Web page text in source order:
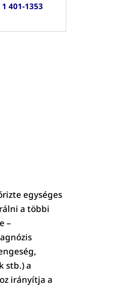
1 401-1353
egységes
a többi
–
stb.) a
irányítja a